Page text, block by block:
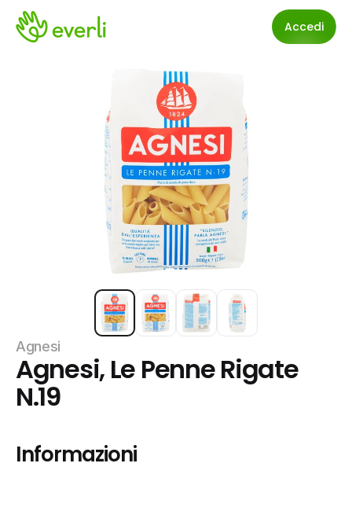
Accedi
Agnesi
Agnesi, Le Penne Rigate
N.19
Informazioni